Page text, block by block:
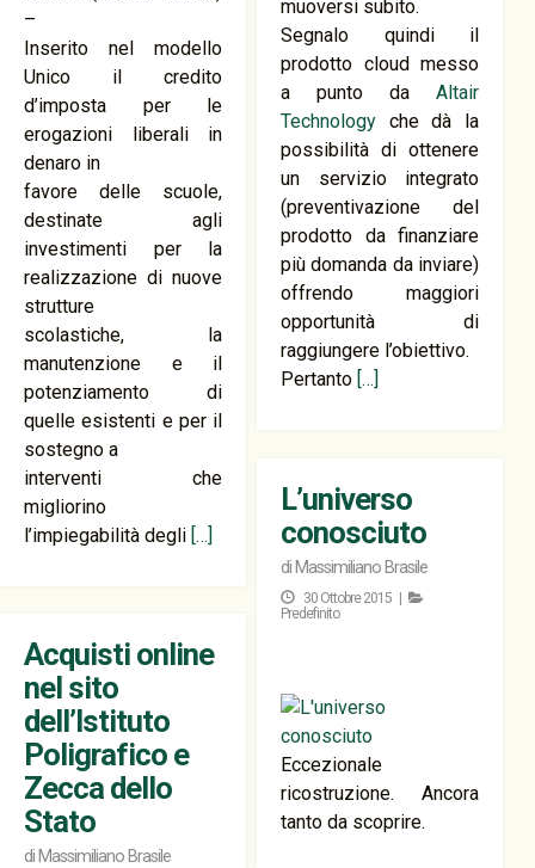
–
Inserito nel modello
Unico il credito
d’imposta per le
erogazioni liberali in
denaro in
favore delle scuole,
destinate agli
investimenti per la
realizzazione di nuove
strutture
scolastiche, la
manutenzione e il
potenziamento di
quelle esistenti e per il
sostegno a
interventi che
migliorino
l’impiegabilità degli […]
muoversi subito.
Segnalo quindi il
prodotto cloud messo
a punto daAltair
Technology che dà la
possibilità di ottenere
un servizio integrato
(preventivazione del
prodotto da finanziare
più domanda da inviare)
offrendo maggiori
opportunità di
raggiungere l’obiettivo.
Pertanto […]
L’universo
conosciuto
di Massimiliano Brasile
30 Ottobre 2015 |
Predefinito
Eccezionale
ricostruzione. Ancora
tanto da scoprire.
Acquisti online
nel sito
dell’Istituto
Poligrafico e
Zecca dello
Stato
di Massimiliano Brasile